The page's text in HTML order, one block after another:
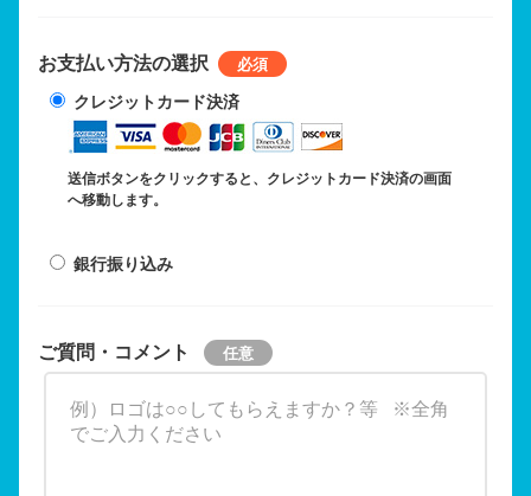
お支払い方法の選択
クレジットカード決済
送信ボタンをクリックすると、クレジットカード決済の画面
へ移動します。
銀行振り込み
ご質問・コメント